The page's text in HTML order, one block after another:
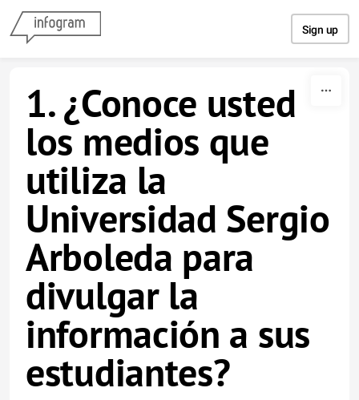
Sign up
1. ¿Conoce usted
los medios que
utiliza la
Universidad Sergio
Arboleda para
divulgar la
información a sus
estudiantes?